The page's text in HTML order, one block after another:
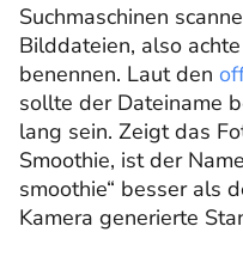
Suchmaschinen
Bilddateien, also
benennen. Laut den
sollte der Dateiname
lang sein. Zeigt das
Smoothie, ist der
smoothie“ besser als
Kamera generierte